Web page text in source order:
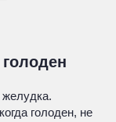
желудка.
голоден, не